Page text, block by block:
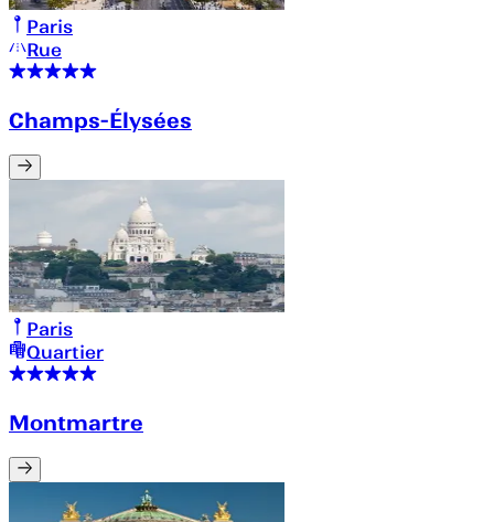
Paris
Rue
Champs-Élysées
Paris
Quartier
Montmartre